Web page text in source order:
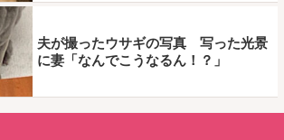
夫が撮ったウサギの写真 写った光景
に妻「なんでこうなるん！？」